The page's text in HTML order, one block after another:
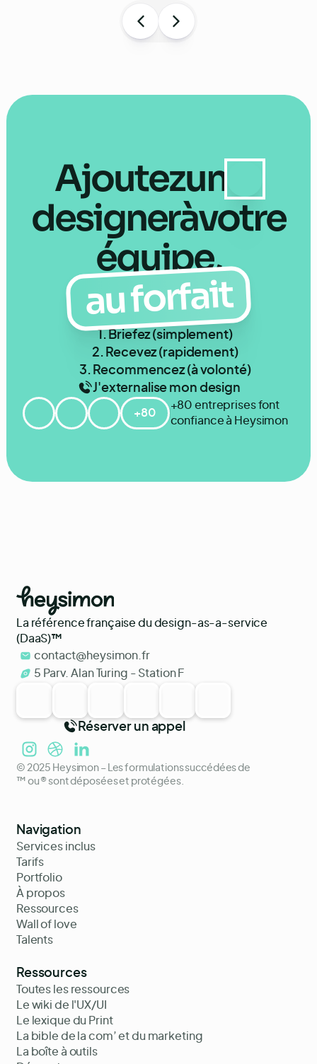
Ajoutezun
designeràvotre
équipe,
au forfait
1. Briefez (simplement)
2. Recevez (rapidement)
3. Recommencez (à volonté)
J'externalise mon design
+80
+80 entreprises font
confiance à Heysimon
La référence française du design-as-a-service
(DaaS)™
contact@heysimon.fr
5 Parv. Alan Turing - Station F
Réserver un appel
© 2025 Heysimon – Les formulations succédées de
™ ou ® sont déposées et protégées.
Navigation
Services inclus
Tarifs
Portfolio
À propos
Ressources
Wall of love
Talents
Ressources
Toutes les ressources
Le wiki de l'UX/UI
Le lexique du Print
La bible de la com’ et du marketing
La boîte à outils